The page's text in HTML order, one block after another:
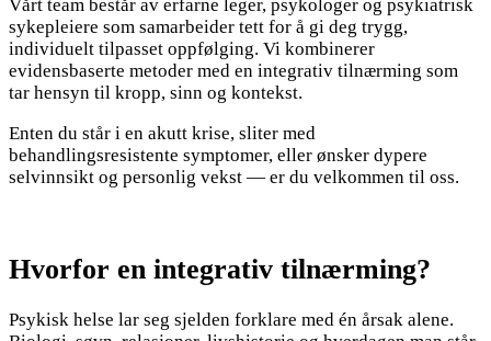
Vårt team består av erfarne leger, psykologer og psykiatrisk
sykepleiere som samarbeider tett for å gi deg trygg,
individuelt tilpasset oppfølging. Vi kombinerer
evidensbaserte metoder med en integrativ tilnærming som
tar hensyn til kropp, sinn og kontekst.
Enten du står i en akutt krise, sliter med
behandlingsresistente symptomer, eller ønsker dypere
selvinnsikt og personlig vekst — er du velkommen til oss.
Hvorfor en integrativ tilnærming?
Psykisk helse lar seg sjelden forklare med én årsak alene.